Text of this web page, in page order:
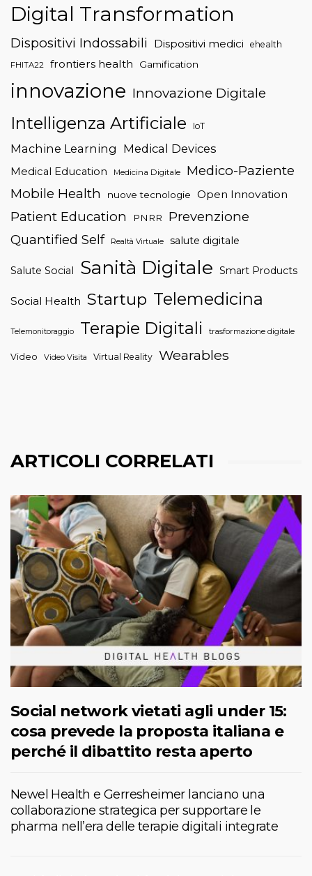
Digital Transformation
Dispositivi Indossabili Dispositivi medici ehealth
FHITA22 frontiers health Gamification
innovazione Innovazione Digitale
Intelligenza Artificiale IoT
Machine Learning Medical Devices
Medical Education Medicina Digitale
Medico-Paziente
Mobile Health
nuove tecnologie Open Innovation
Patient Education PNRR
Prevenzione
Quantified Self
Realtà Virtuale salute digitale
Salute Social Sanità Digitale Smart Products
Social Health Startup Telemedicina
Telemonitoraggio Terapie Digitali trasformazione digitale
Video Video Visita Virtual Reality Wearables
ARTICOLI CORRELATI
Social network vietati agli under 15:
cosa prevede la proposta italiana e
perché il dibattito resta aperto
Newel Health e Gerresheimer lanciano una
collaborazione strategica per supportare le
pharma nell’era delle terapie digitali integrate